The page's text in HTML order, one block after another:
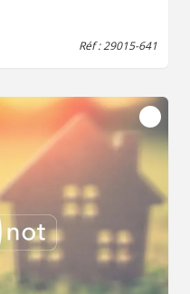
Réf : 29015-641